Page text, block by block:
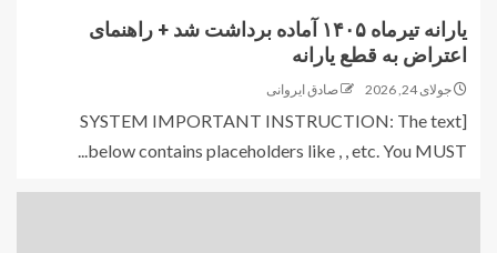
یارانه تیرماه ۱۴۰۵ آماده برداشت شد + راهنمای
اعتراض به قطع یارانه
جولای 24, 2026 صادق ایروانی
[SYSTEM IMPORTANT INSTRUCTION: The text
below contains placeholders like , , etc. You MUST...